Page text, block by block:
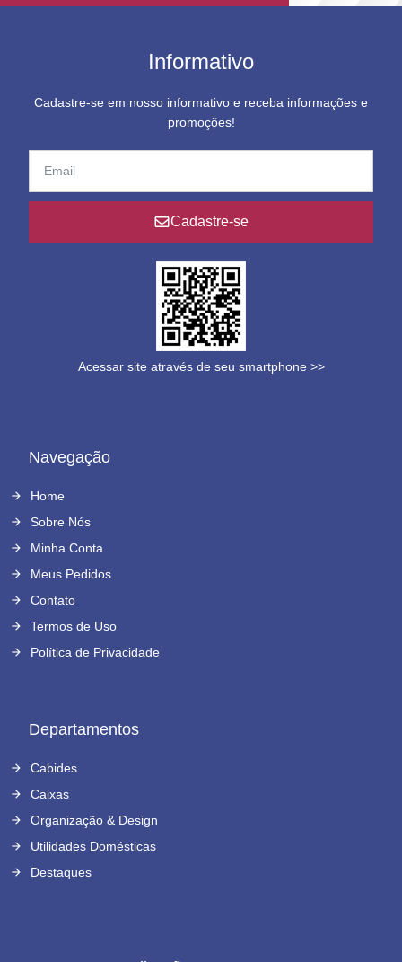
Informativo
Cadastre-se em nosso informativo e receba informações e
promoções!
Cadastre-se
Acessar site através de seu smartphone >>
Navegação
Home
Sobre Nós
Minha Conta
Meus Pedidos
Contato
Termos de Uso
Política de Privacidade
Departamentos
Cabides
Caixas
Organização & Design
Utilidades Domésticas
Destaques